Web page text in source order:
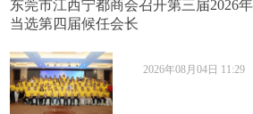
东莞市江西宁都商会召开第三届2026
当选第四届候任会长
2026年08月04日 11:29